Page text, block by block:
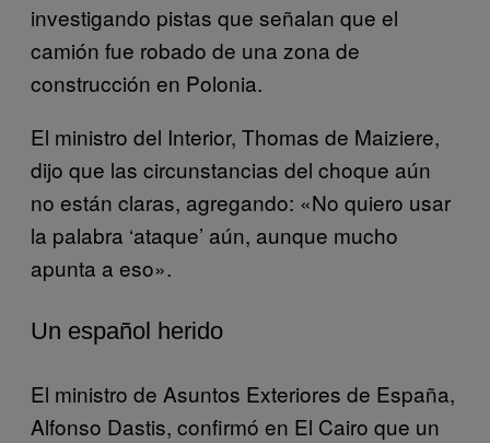
investigando pistas que señalan que el
camión fue robado de una zona de
construcción en Polonia.
El ministro del Interior, Thomas de Maiziere,
dijo que las circunstancias del choque aún
no están claras, agregando: «No quiero usar
la palabra ‘ataque’ aún, aunque mucho
apunta a eso».
Un español herido
El ministro de Asuntos Exteriores de España,
Alfonso Dastis, confirmó en El Cairo que un